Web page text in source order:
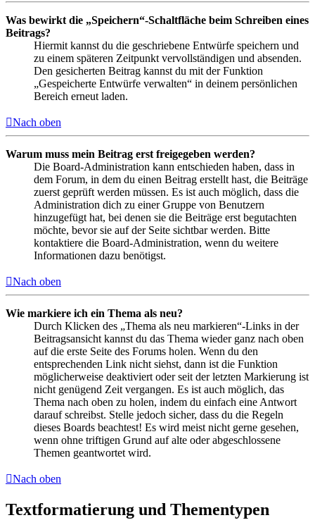
Was bewirkt die „Speichern“-Schaltfläche beim Schreiben eines
Beitrags?
Hiermit kannst du die geschriebene Entwürfe speichern und
zu einem späteren Zeitpunkt vervollständigen und absenden.
Den gesicherten Beitrag kannst du mit der Funktion
„Gespeicherte Entwürfe verwalten“ in deinem persönlichen
Bereich erneut laden.
Nach oben
Warum muss mein Beitrag erst freigegeben werden?
Die Board-Administration kann entschieden haben, dass in
dem Forum, in dem du einen Beitrag erstellt hast, die Beiträge
zuerst geprüft werden müssen. Es ist auch möglich, dass die
Administration dich zu einer Gruppe von Benutzern
hinzugefügt hat, bei denen sie die Beiträge erst begutachten
möchte, bevor sie auf der Seite sichtbar werden. Bitte
kontaktiere die Board-Administration, wenn du weitere
Informationen dazu benötigst.
Nach oben
Wie markiere ich ein Thema als neu?
Durch Klicken des „Thema als neu markieren“-Links in der
Beitragsansicht kannst du das Thema wieder ganz nach oben
auf die erste Seite des Forums holen. Wenn du den
entsprechenden Link nicht siehst, dann ist die Funktion
möglicherweise deaktiviert oder seit der letzten Markierung ist
nicht genügend Zeit vergangen. Es ist auch möglich, das
Thema nach oben zu holen, indem du einfach eine Antwort
darauf schreibst. Stelle jedoch sicher, dass du die Regeln
dieses Boards beachtest! Es wird meist nicht gerne gesehen,
wenn ohne triftigen Grund auf alte oder abgeschlossene
Themen geantwortet wird.
Nach oben
Textformatierung und Thementypen